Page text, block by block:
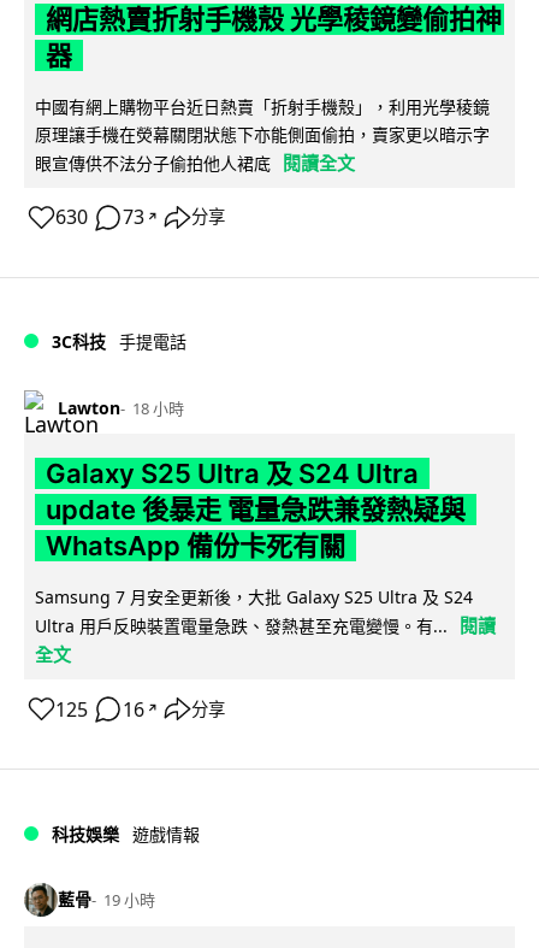
網店熱賣折射手機殼 光學稜鏡變偷拍神
器
中國有網上購物平台近日熱賣「折射手機殼」，利用光學稜鏡
原理讓手機在熒幕關閉狀態下亦能側面偷拍，賣家更以暗示字
眼宣傳供不法分子偷拍他人裙底
閱讀全文
630 73 ↗ 分享
3C科技 手提電話
Lawton 18 小時
Galaxy S25 Ultra 及 S24 Ultra
update 後暴走 電量急跌兼發熱疑與
WhatsApp 備份卡死有關
Samsung 7 月安全更新後，大批 Galaxy S25 Ultra 及 S24
Ultra 用戶反映裝置電量急跌、發熱甚至充電變慢。有...
閱讀
全文
125 16 ↗ 分享
科技娛樂 遊戲情報
藍骨 19 小時